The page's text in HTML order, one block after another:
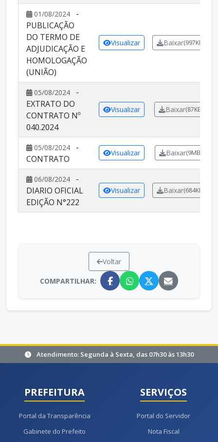
01/08/2024
-
PUBLICAÇÃO
DO TERMO DE
ADJUDICAÇÃO E
HOMOLOGAÇÃO
(UNIÃO)
Visualizar Baixar(997KB)
05/08/2024
-
EXTRATO DO
CONTRATO Nº
040.2024
Visualizar Baixar(87KB)
05/08/2024
-
CONTRATO
Visualizar Baixar(9MB)
06/08/2024
-
DIARIO OFICIAL
EDIÇÃO N°222
Visualizar Baixar(684KB)
Voltar
COMPARTILHAR:
Atendimento: Segunda à Sexta, das 07h30 às 13h30
PREFEITURA
Portal da Transparência
Gabinete do Prefeito
SERVIÇOS
Portal do Servidor
Nota Fiscal